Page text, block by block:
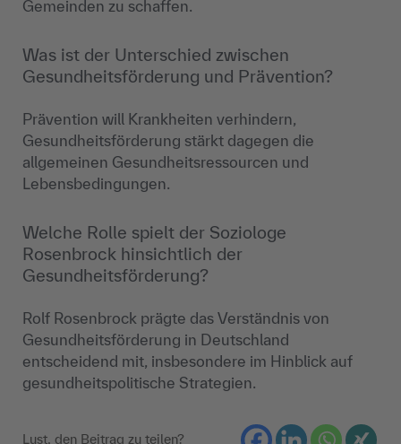
Gemeinden zu schaffen.
Was ist der Unterschied zwischen
Gesundheitsförderung und Prävention?
Prävention will Krankheiten verhindern,
Gesundheitsförderung stärkt dagegen die
allgemeinen Gesundheitsressourcen und
Lebensbedingungen.
Welche Rolle spielt der Soziologe
Rosenbrock hinsichtlich der
Gesundheitsförderung?
Rolf Rosenbrock prägte das Verständnis von
Gesundheitsförderung in Deutschland
entscheidend mit, insbesondere im Hinblick auf
gesundheitspolitische Strategien.
Lust, den Beitrag zu teilen?